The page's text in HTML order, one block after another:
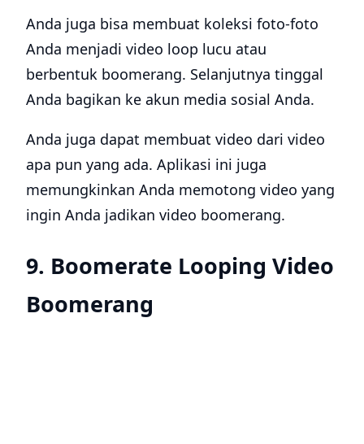
Anda juga bisa membuat koleksi foto-foto
Anda menjadi video loop lucu atau
berbentuk boomerang. Selanjutnya tinggal
Anda bagikan ke akun media sosial Anda.
Anda juga dapat membuat video dari video
apa pun yang ada. Aplikasi ini juga
memungkinkan Anda memotong video yang
ingin Anda jadikan video boomerang.
9. Boomerate Looping Video
Boomerang